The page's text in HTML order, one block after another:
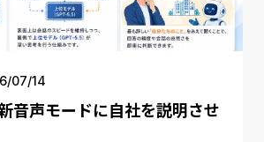
07/14
音声モードに自社を説明させ